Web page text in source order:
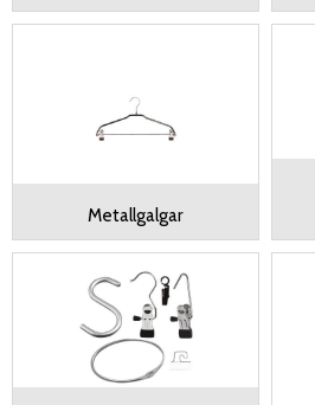
Metallgalgar